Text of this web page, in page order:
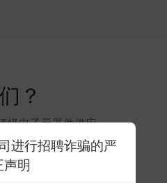
进行招聘诈骗的严
声明
？
级电子元器件供应
和制造商等客户提
决方案。